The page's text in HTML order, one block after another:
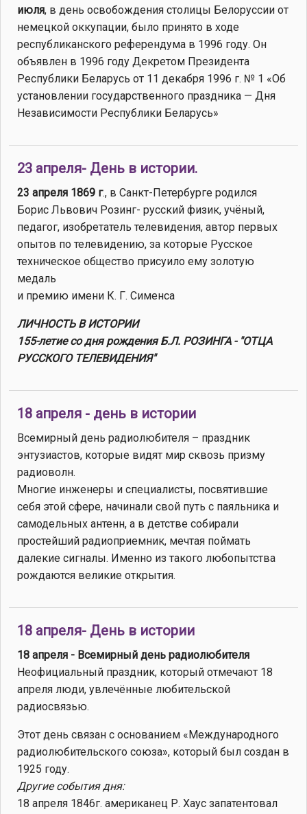
июля, в день освобождения столицы Белоруссии от
немецкой оккупации, было принято в ходе
республиканского референдума в 1996 году. Он
объявлен в 1996 году Декретом Президента
Республики Беларусь от 11 декабря 1996 г. № 1 «Об
установлении государственного праздника — Дня
Независимости Республики Беларусь»
23 апреля- День в истории.
23 апреля 1869 г., в Санкт-Петербурге родился
Борис Львович Розинг- русский физик, учёный,
педагог, изобретатель телевидения, автор первых
опытов по телевидению, за которые Русское
техническое общество присуило ему золотую
медаль
и премию имени К. Г. Сименса
ЛИЧНОСТЬ В ИСТОРИИ
155-летие со дня рождения Б.Л. РОЗИНГА - "ОТЦА
РУССКОГО ТЕЛЕВИДЕНИЯ"
18 апреля - день в истории
Всемирный день радиолюбителя – праздник
энтузиастов, которые видят мир сквозь призму
радиоволн.
Многие инженеры и специалисты, посвятившие
себя этой сфере, начинали свой путь с паяльника и
самодельных антенн, а в детстве собирали
простейший радиоприемник, мечтая поймать
далекие сигналы. Именно из такого любопытства
рождаются великие открытия.
18 апреля- День в истории
18 апреля - Всемирный день радиолюбителя
Неофициальный праздник, который отмечают 18
апреля люди, увлечённые любительской
радиосвязью.
Этот день связан с основанием «Международного
радиолюбительского союза», который был создан в
1925 году.
Другие события дня:
18 апреля 1846г. американец Р. Хаус запатентовал